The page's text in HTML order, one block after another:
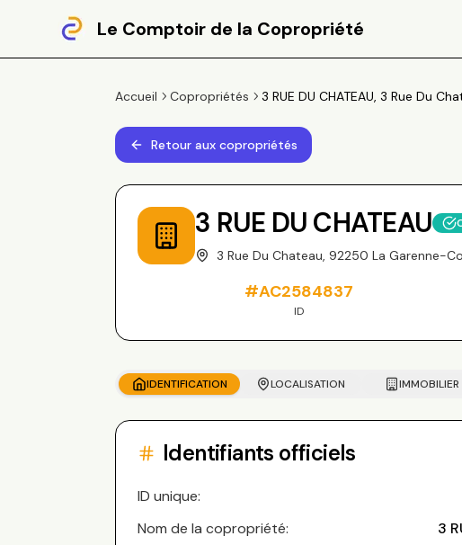
Le Comptoir de la Copropriété
Accueil Copropriétés 3 RUE DU CHATEAU, 3 Rue Du
Retour aux copropriétés
3 RUE DU CHATEAU
3 Rue Du Chateau, 92250 La Garenne-
#AC2584837
ID
IDENTIFICATION LOCALISATION IMMOBILIER
Identifiants officiels
ID unique:
Nom de la copropriété:
3